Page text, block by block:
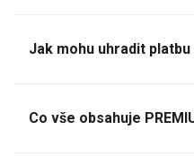
Jak mohu uhradit
Co vše obsahuje